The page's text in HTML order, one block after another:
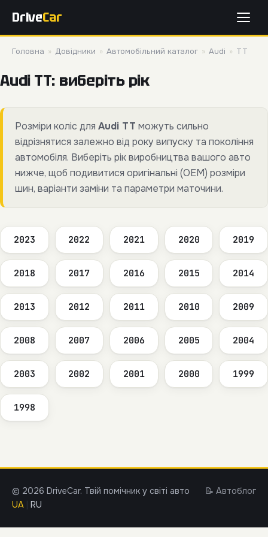
DriveCar
Головна » Довідники » Автомобільний каталог » Audi » TT
Audi TT: виберіть рік
Розміри коліс для Audi TT можуть сильно
відрізнятися залежно від року випуску та покоління
автомобіля. Виберіть рік виробництва вашого авто
нижче, щоб подивитися оригінальні (OEM) розміри
шин, варіанти заміни та параметри маточини.
2023 2022 2021 2020 2019
2018 2017 2016 2015 2014
2013 2012 2011 2010 2009
2008 2007 2006 2005 2004
2003 2002 2001 2000 1999
1998
© 2026 DriveCar. Твій помічник у світі авто
📝 Автоблог
UA
RU